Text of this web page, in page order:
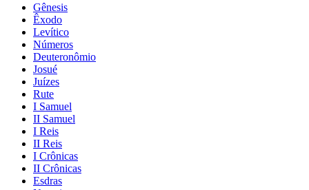
Gênesis
Êxodo
Levítico
Números
Deuteronômio
Josué
Juízes
Rute
I Samuel
II Samuel
I Reis
II Reis
I Crônicas
II Crônicas
Esdras